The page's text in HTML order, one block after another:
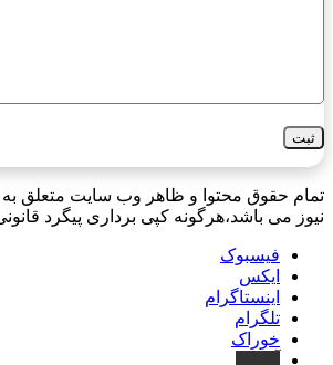
تمام حقوق محتوا و ظاهر وب سایت متعلق به
نیوز می باشد،هرگونه کپی برداری پیگرد
فیسبوک
ایکس
اینستاگرام
تلگرام
خوراک